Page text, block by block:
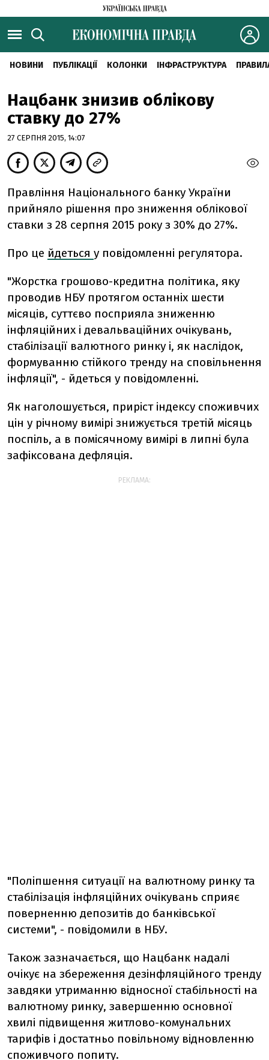
НОВИНИ ПУБЛІКАЦІЇ КОЛОНКИ ІНФРАСТРУКТУРА
Нацбанк знизив облікову
ставку до 27%
27 СЕРПНЯ 2015, 14:07
Правління Національного банку України
прийняло рішення про зниження облікової
ставки з 28 серпня 2015 року з 30% до 27%.
Про це йдеться у повідомленні регулятора.
"Жорстка грошово-кредитна політика, яку
проводив НБУ протягом останніх шести
місяців, суттєво посприяла зниженню
інфляційних і девальваційних очікувань,
стабілізації валютного ринку і, як наслідок,
формуванню стійкого тренду на сповільнення
інфляції", - йдеться у повідомленні.
Як наголошується, приріст індексу споживчих
цін у річному вимірі знижується третій місяць
поспіль, а в помісячному вимірі в липні була
зафіксована дефляція.
РЕКЛАМА:
"Поліпшення ситуації на валютному ринку та
стабілізація інфляційних очікувань сприяє
поверненню депозитів до банківської
системи", - повідомили в НБУ.
Також зазначається, що Нацбанк надалі
очікує на збереження дезінфляційного тренду
завдяки утриманню відносної стабільності на
валютному ринку, завершенню основної
хвилі підвищення житлово-комунальних
тарифів і достатньо повільному відновленню
споживчого попиту.